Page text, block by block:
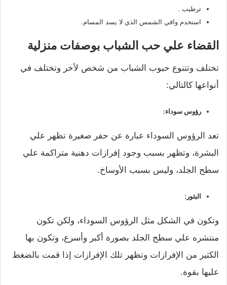
ترطيب .
استخدم واقي الشمس الذي لا يسد المسام.
القضاء علي حب الشباب بوصفات منزلية
تختلف وتتنوع حبوب الشباب من شخص لأخر وتختلف في
أنواعها كالتالي:
رؤوس سوداء:
تعد الرؤوس السوداء عبارة عن حفر صغيرة تظهر علي
البشرة، وتظهر بسبب وجود إفرازات دهنية متراكمة علي
سطح الجلد، وليس بسبب الأوساخ.
البثور:
وتكون في الشكل مثل الرؤوس السوداء، ولكن تكون
منتشره علي سطح الجلد بصورة أكبر وأسرع، وتكون بها
الكثير من الإفرازات وتظهر تلك الإفرازات إذا قمت بالضغط
عليها بقوة.